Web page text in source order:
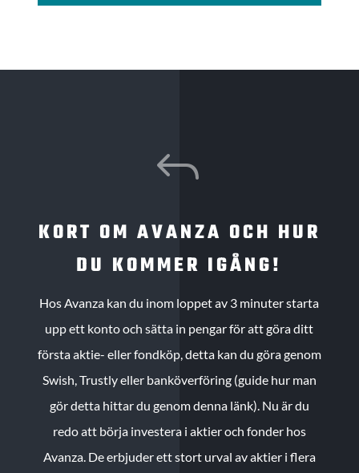
J
KORT OM AVANZA OCH HUR
DU KOMMER IGÅNG!
Hos Avanza kan du inom loppet av 3 minuter starta
upp ett konto och sätta in pengar för att göra ditt
första aktie- eller fondköp, detta kan du göra genom
Swish, Trustly eller banköverföring (guide hur man
gör detta hittar du genom denna länk). Nu är du
redo att börja investera i aktier och fonder hos
Avanza. De erbjuder ett stort urval av aktier i flera